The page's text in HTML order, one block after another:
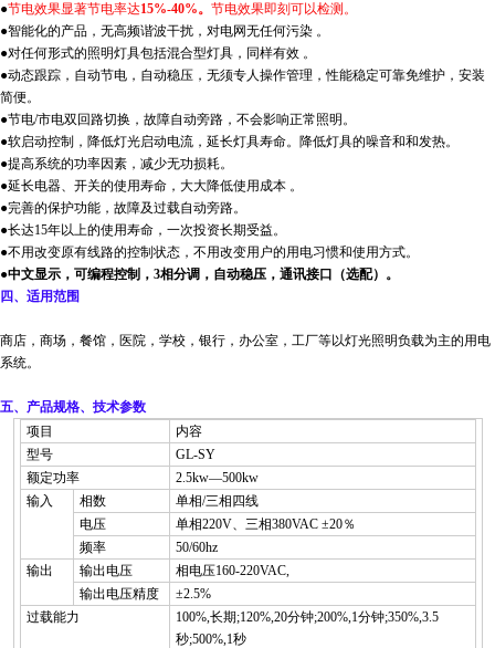
●节电效果显著节电率达15%-40%。 节电效果即刻可以检测。
●智能化的产品，无高频谐波干扰，对电网无任何污染 。
●对任何形式的照明灯具包括混合型灯具，同样有效 。
●动态跟踪，自动节电，自动稳压，无须专人操作管理，性能稳定可靠免维护，安装
简便。
●节电/市电双回路切换，故障自动旁路，不会影响正常照明。
●软启动控制，降低灯光启动电流，延长灯具寿命。降低灯具的噪音和和发热。
●提高系统的功率因素，减少无功损耗。
●延长电器、开关的使用寿命，大大降低使用成本 。
●完善的保护功能，故障及过载自动旁路。
●长达15年以上的使用寿命，一次投资长期受益。
●不用改变原有线路的控制状态，不用改变用户的用电习惯和使用方式。
●中文显示，可编程控制，3相分调，自动稳压，通讯接口（选配）。
四、适用范围
商店，商场，餐馆，医院，学校，银行，办公室，工厂等以灯光照明负载为主的用电
系统。
五、产品规格、技术参数
项目
内容
型号
GL-SY
额定功率
2.5kw—500kw
输入
相数
单相/三相四线
电压
单相220V、三相380VAC ±20％
频率
50/60hz
输出
输出电压
相电压160-220VAC,
输出电压精度
±2.5%
过载能力
100%,长期;120%,20分钟;200%,1分钟;350%,3.5
秒;500%,1秒